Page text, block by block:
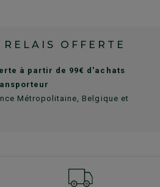
OFFERTE
à partir de 99€ d'achats
Métropolitaine, Belgique et